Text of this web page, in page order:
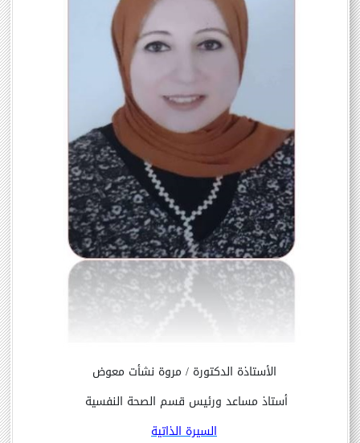
الأستاذة الدكتورة / مروة نشأت معوض
أستاذ مساعد ورئيس قسم الصحة النفسية
السيرة الذاتية